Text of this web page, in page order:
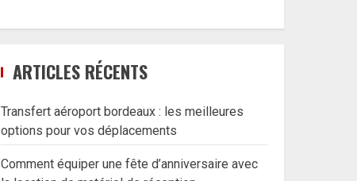
ARTICLES RÉCENTS
Transfert aéroport bordeaux : les meilleures
options pour vos déplacements
Comment équiper une fête d’anniversaire avec